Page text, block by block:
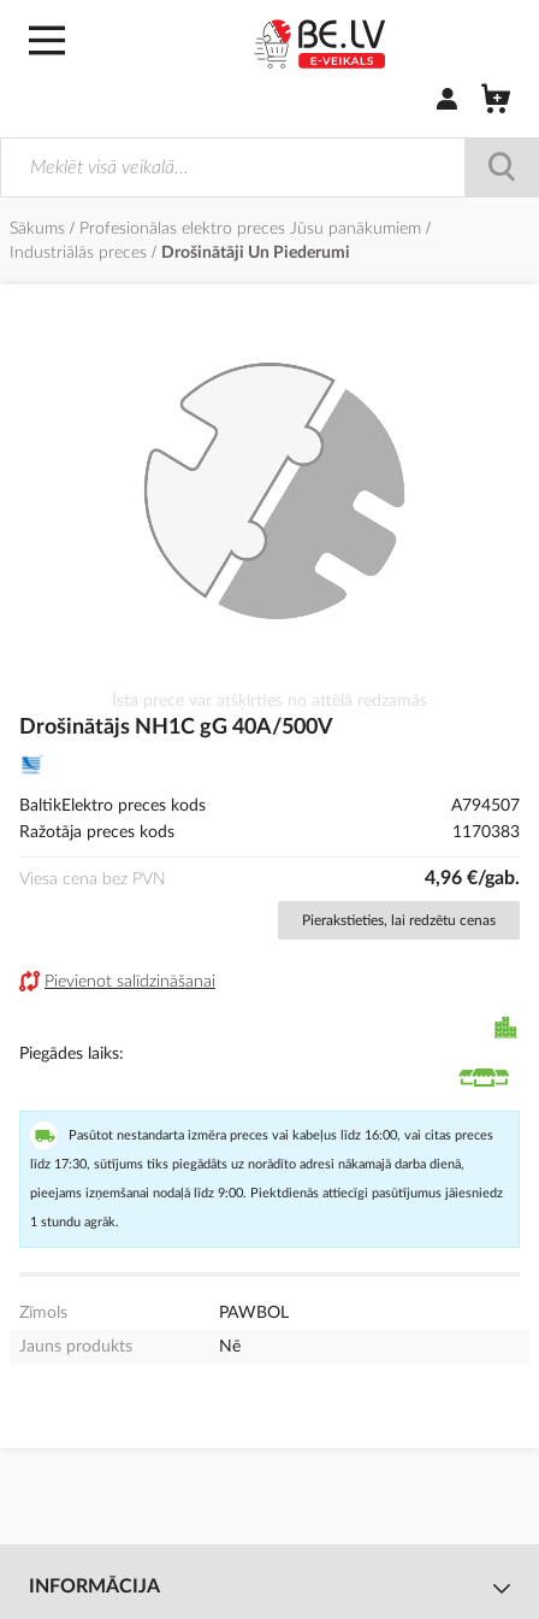
Pierakstīties/
Sākums
Profesionālas elektro preces Jūsu panākumiem
Industriālās preces
Drošinātāji Un Piederumi
uz
sākumu
Īsta prece var atšķirties no attēlā redzamās
Drošinātājs NH1C gG 40A/500V
BaltikElektro preces kods
A794507
Ražotāja preces kods
1170383
Viesa cena bez PVN 4,96 €/gab.
Pierakstieties, lai redzētu cenas
Pievienot salīdzināšanai
Piegādes laiks
Pasūtot nestandarta izmēra preces vai kabeļus līdz 16:00, vai citas preces
līdz 17:30, sūtījums tiks piegādāts uz norādīto adresi nākamajā darba dienā,
pieejams izņemšanai nodaļā līdz 9:00. Piektdienās attiecīgi pasūtījumus jāiesniedz
1 stundu agrāk.
Zīmols
PAWBOL
Jauns produkts
Nē
INFORMĀCIJA